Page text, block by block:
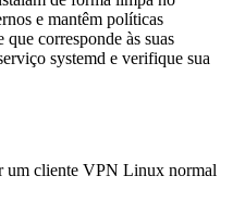
e mantêm políticas
corresponde às suas
systemd e verifique sua
um cliente VPN Linux normal